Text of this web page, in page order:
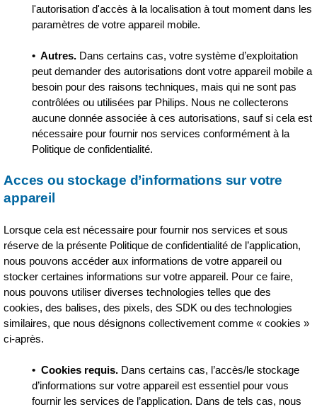
l'autorisation d'accès à la localisation à tout moment dans les
paramètres de votre appareil mobile.
• Autres. Dans certains cas, votre système d’exploitation
peut demander des autorisations dont votre appareil mobile a
besoin pour des raisons techniques, mais qui ne sont pas
contrôlées ou utilisées par Philips. Nous ne collecterons
aucune donnée associée à ces autorisations, sauf si cela est
nécessaire pour fournir nos services conformément à la
Politique de confidentialité.
Acces ou stockage d’informations sur votre
appareil
Lorsque cela est nécessaire pour fournir nos services et sous
réserve de la présente Politique de confidentialité de l’application,
nous pouvons accéder aux informations de votre appareil ou
stocker certaines informations sur votre appareil. Pour ce faire,
nous pouvons utiliser diverses technologies telles que des
cookies, des balises, des pixels, des SDK ou des technologies
similaires, que nous désignons collectivement comme « cookies »
ci-après.
•Cookies requis. Dans certains cas, l’accès/le stockage
d’informations sur votre appareil est essentiel pour vous
fournir les services de l’application. Dans de tels cas, nous